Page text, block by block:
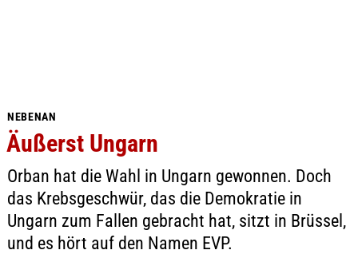
NEBENAN
Äußerst Ungarn
Orban hat die Wahl in Ungarn gewonnen. Doch
das Krebsgeschwür, das die Demokratie in
Ungarn zum Fallen gebracht hat, sitzt in Brüssel,
und es hört auf den Namen EVP.